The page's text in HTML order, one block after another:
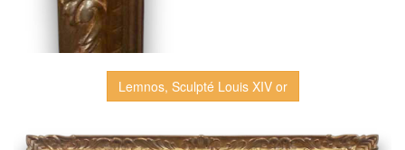
Lemnos, Sculpté Louis XIV or